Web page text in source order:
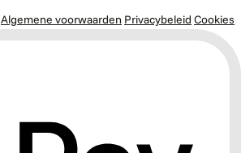
Algemene voorwaarden Privacybeleid Cookies